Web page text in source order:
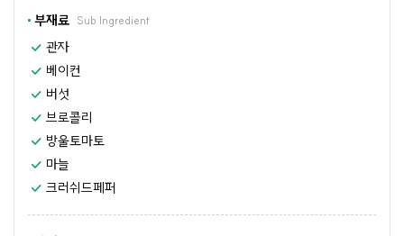
부재료 Sub Ingredient
관자
베이컨
버섯
브로콜리
방울토마토
마늘
크러쉬드페퍼